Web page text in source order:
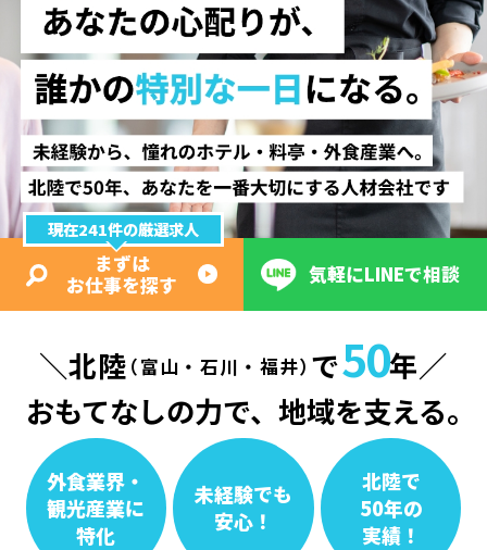
現在241件の厳選求人
まずは
お仕事を探す
気軽にLINEで相談
北陸（富山・石川・福井）で50年
おもてなしの力で、地域を支える。
外食業界・
観光産業に
特化
未経験でも
安心！
北陸で
50年の
実績！